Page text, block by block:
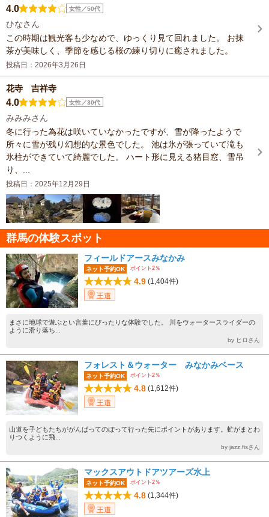
4.0 女性／50代
ひなさん
この時期は観光客も少なめで、ゆっくり見て回れました。 お抹
茶が美味しく、季節を感じる桜の練り切りに癒されました。
投稿日：2026年3月26日
花寺 吉祥寺
4.0 女性／30代
みみみさん
冬に行った為花は咲いていなかったですが、雪が降ったようで
所々に雪が残り幻想的な景色でした。 池は氷が張っていて滝も
氷柱ができていて綺麗でした。 ハート形に見える猪目窓、雪吊
り、...
投稿日：2025年12月29日
群馬の体験スポット
フィールドアースみなかみ
ネット予約OK ポイント2％
4.9 (1,404件)
王道
まさに地球で遊ぶとい言葉にぴったりな体験でした。 川をウォータースライダーの
ように滑り落ち...
by ヒロさん
フォレスト＆ウォーター みなかみベース
ネット予約OK ポイント2％
4.8 (1,612件)
王道
山道を子どもたちががんばってのぼって行った先にポイントがあります。虻がまとわ
りつくように飛...
by jazz.fisさん
マックスアウトドアツアーズ水上
ネット予約OK ポイント2％
4.8 (1,344件)
王道